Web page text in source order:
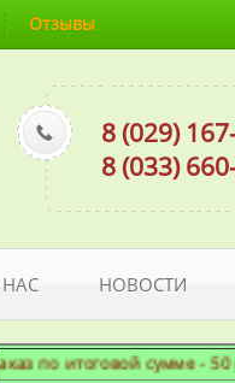
Отзывы
8 (029)
8 (033)
НОВОСТИ
сумме - 50